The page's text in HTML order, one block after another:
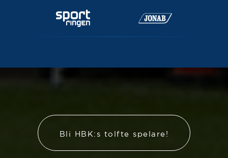
Bli HBK:s tolfte spelare!